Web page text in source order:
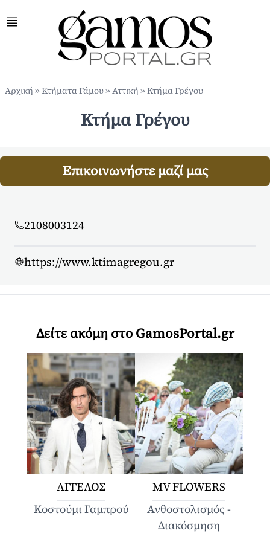
Αρχική »Κτήματα Γάμου»Αττική »Κτήμα Γρέγου
Κτήμα Γρέγου
Επικοινωνήστε μαζί μας
2108003124
https://www.ktimagregou.gr
Δείτε ακόμη στο GamosPortal.gr
ΑΓΓΕΛΟΣ
Κοστούμι Γαμπρού
MV FLOWERS
Ανθοστολισμός -
Διακόσμηση